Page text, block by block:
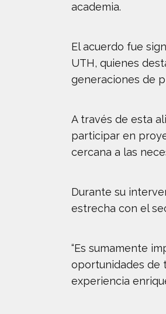
academia.
El acuerdo fue
UTH, quienes
generaciones de
A través de esta
participar en
cercana a las
Durante su
estrecha con el
“Es sumamente
oportunidades de
experiencia